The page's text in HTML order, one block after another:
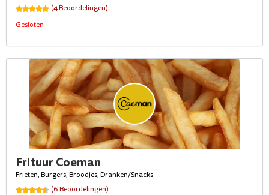
(4 Beoordelingen)
Gesloten
Frituur Coeman
Frieten, Burgers, Broodjes, Dranken/Snacks
(6 Beoordelingen)